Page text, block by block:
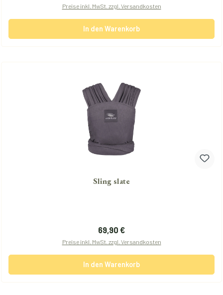
Preise inkl. MwSt. zzgl. Versandkosten
In den Warenkorb
Sling slate
Regulärer Preis:
69,90 €
Preise inkl. MwSt. zzgl. Versandkosten
In den Warenkorb